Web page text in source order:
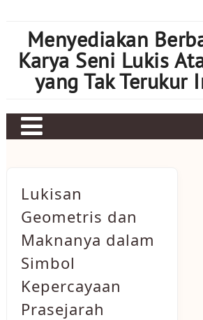
contentMenyediakan
Karya Seni Lukis
yang Tak Terukur
Lukisan
Geometris dan
Maknanya dalam
Simbol
Kepercayaan
Prasejarah